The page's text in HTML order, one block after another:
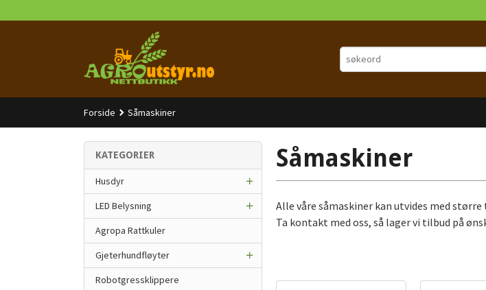
til
Forside Såmaskiner
Såmaskiner
Alle våre såmaskiner kan utvides med
Ta kontakt med oss, så lager vi tilbud på
KATEGORIER
Husdyr
LED Belysning
Agropa Rattkuler
Gjeterhundfløyter
Robotgressklippere